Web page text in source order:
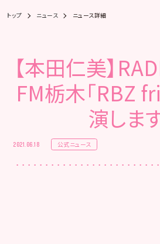
トップ ニュース ニュース詳細
【本田仁美】
FM栃木「RBZ
演しま
2021.06.18 公式ニュース